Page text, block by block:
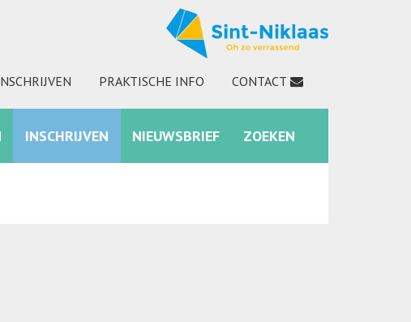
PRAKTISCHE INFO CONTACT
INSTAGRAM ZOEKEN
INSCHRIJVEN NIEUWSBRIEF ZOEKEN